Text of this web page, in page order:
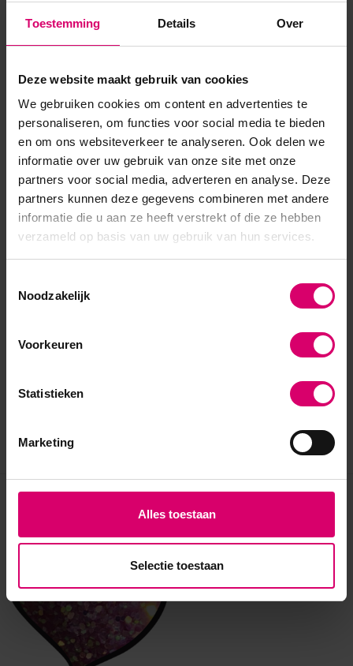
Toestemming Details Over
Deze website maakt gebruik van cookies
We gebruiken cookies om content en advertenties te
personaliseren, om functies voor social media te bieden
en om ons websiteverkeer te analyseren. Ook delen we
informatie over uw gebruik van onze site met onze
partners voor social media, adverteren en analyse. Deze
partners kunnen deze gegevens combineren met andere
informatie die u aan ze heeft verstrekt of die ze hebben
verzameld op basis van uw gebruik van hun services.
Noodzakelijk
Voorkeuren
Statistieken
Marketing
Alles toestaan
Selectie toestaan
Toon meer
Product specificaties
Artikelnummer 53877